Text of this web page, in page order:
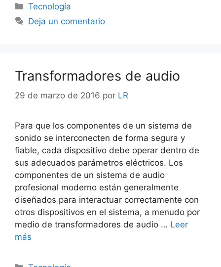
Categorías
Tecnología
Deja un comentario
Transformadores de audio
29 de marzo de 2016 por LR
Para que los componentes de un sistema de
sonido se interconecten de forma segura y
fiable, cada dispositivo debe operar dentro de
sus adecuados parámetros eléctricos. Los
componentes de un sistema de audio
profesional moderno están generalmente
diseñados para interactuar correctamente con
otros dispositivos en el sistema, a menudo por
medio de transformadores de audio … Leer
más